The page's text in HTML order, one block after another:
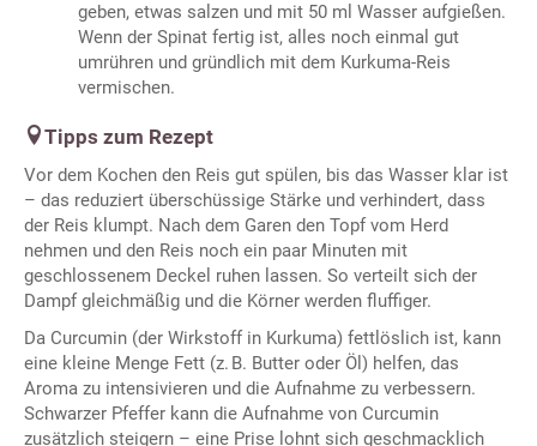
geben, etwas salzen und mit 50 ml Wasser aufgießen.
Wenn der Spinat fertig ist, alles noch einmal gut
umrühren und gründlich mit dem Kurkuma-Reis
vermischen.
Tipps zum Rezept
Vor dem Kochen den Reis gut spülen, bis das Wasser klar ist
– das reduziert überschüssige Stärke und verhindert, dass
der Reis klumpt. Nach dem Garen den Topf vom Herd
nehmen und den Reis noch ein paar Minuten mit
geschlossenem Deckel ruhen lassen. So verteilt sich der
Dampf gleichmäßig und die Körner werden fluffiger.
Da Curcumin (der Wirkstoff in Kurkuma) fettlöslich ist, kann
eine kleine Menge Fett (z. B. Butter oder Öl) helfen, das
Aroma zu intensivieren und die Aufnahme zu verbessern.
Schwarzer Pfeffer kann die Aufnahme von Curcumin
zusätzlich steigern – eine Prise lohnt sich geschmacklich